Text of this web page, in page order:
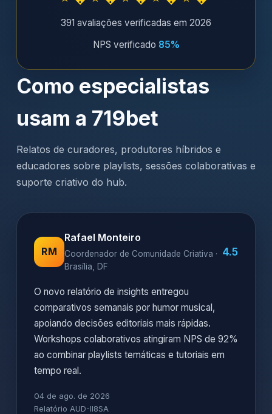
391 avaliações verificadas em 2026
NPS verificado 85%
Como especialistas
usam a 719bet
Relatos de curadores, produtores híbridos e
educadores sobre playlists, sessões colaborativas e
suporte criativo do hub.
RM
Rafael Monteiro
Coordenador de Comunidade Criativa ·
Brasília, DF
4.5
O novo relatório de insights entregou
comparativos semanais por humor musical,
apoiando decisões editoriais mais rápidas.
Workshops colaborativos atingiram NPS de 92%
ao combinar playlists temáticas e tutoriais em
tempo real.
04 de ago. de 2026
Relatório AUD-II8SA